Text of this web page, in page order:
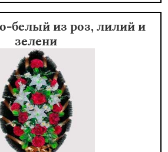
белый из роз, лилий и
зелени